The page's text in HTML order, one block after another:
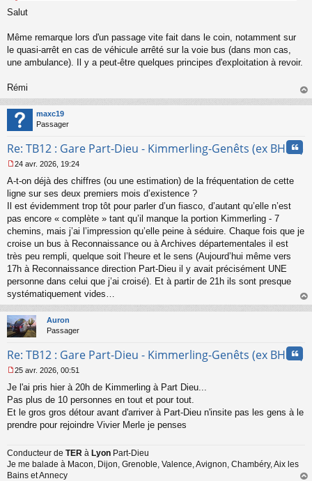
Salut
Même remarque lors d'un passage vite fait dans le coin, notamment sur
le quasi-arrêt en cas de véhicule arrêté sur la voie bus (dans mon cas,
une ambulance). Il y a peut-être quelques principes d'exploitation à revoir.
Rémi
au
maxc19
Passager
Re: TB12 : Gare Part-Dieu - Kimmerling-Genêts (ex BHNS)
e
s
s
g
e
n
o
n
u
24 avr. 2026, 19:24
A-t-on déjà des chiffres (ou une estimation) de la fréquentation de cette
ligne sur ses deux premiers mois d’existence ?
Il est évidemment trop tôt pour parler d’un fiasco, d’autant qu’elle n’est
pas encore « complète » tant qu’il manque la portion Kimmerling - 7
chemins, mais j’ai l’impression qu’elle peine à séduire. Chaque fois que je
croise un bus à Reconnaissance ou à Archives départementales il est
très peu rempli, quelque soit l’heure et le sens (Aujourd’hui même vers
17h à Reconnaissance direction Part-Dieu il y avait précisément UNE
personne dans celui que j’ai croisé). Et à partir de 21h ils sont presque
systématiquement vides…
au
Auron
Passager
Re: TB12 : Gare Part-Dieu - Kimmerling-Genêts (ex BHNS)
e
s
s
g
n
o
n
25 avr. 2026, 00:51
Je l'ai pris hier à 20h de Kimmerling à Part Dieu...
Pas plus de 10 personnes en tout et pour tout.
Et le gros gros détour avant d'arriver à Part-Dieu n'insite pas les gens à le
prendre pour rejoindre Vivier Merle je penses
Conducteur de TER à Lyon Part-Dieu
Je me balade à Macon, Dijon, Grenoble, Valence, Avignon, Chambéry, Aix les
Bains et Annecy